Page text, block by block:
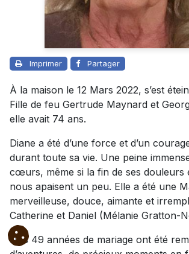
Imprimer Partager
À la maison le 12 Mars 2022, s’est
Fille de feu Gertrude Maynard et
elle avait 74 ans.
Diane a été d’une force et d’un
durant toute sa vie. Une peine
cœurs, même si la fin de ses douleurs
nous apaisent un peu. Elle a été une
merveilleuse, douce, aimante et
Catherine et Daniel (Mélanie Gratton-
Nos 49 années de mariage ont été